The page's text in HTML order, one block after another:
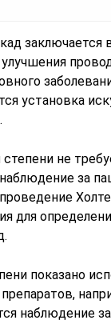
заключается
установка
не
за
для
показано
наблюдение